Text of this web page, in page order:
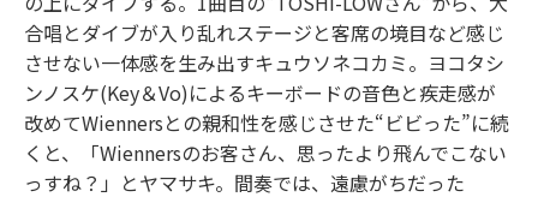
合唱とダイブが入り乱れステージと客席の境目など感じ
させない一体感を生み出すキュウソネコカミ。ヨコタシ
ンノスケ(Key＆Vo)によるキーボードの音色と疾走感が
改めてWiennersとの親和性を感じさせた“ビビった”に続
くと、「Wiennersのお客さん、思ったより飛んでこない
っすね？」とヤマサキ。間奏では、遠慮がちだった